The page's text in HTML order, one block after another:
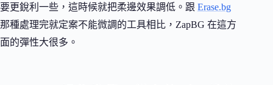
要更銳利一些，這時候就把柔邊效果調低。跟 Erase.bg
那種處理完就定案不能微調的工具相比，ZapBG 在這方
面的彈性大很多。